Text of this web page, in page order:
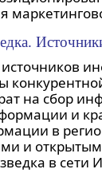
на сбор
и
в
и
в сети